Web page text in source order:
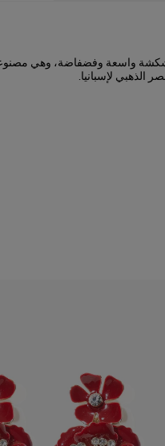
واسعة وفضفاضة، وهي
لإسبانيا.